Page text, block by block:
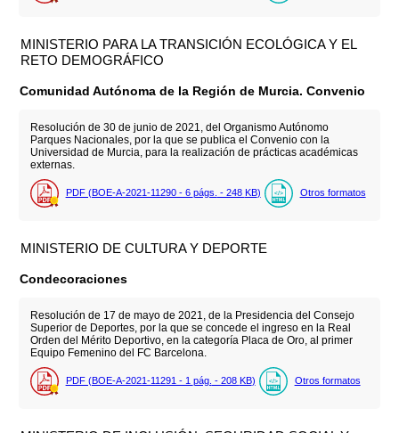
MINISTERIO PARA LA TRANSICIÓN ECOLÓGICA Y EL
RETO DEMOGRÁFICO
Comunidad Autónoma de la Región de Murcia. Convenio
Resolución de 30 de junio de 2021, del Organismo Autónomo
Parques Nacionales, por la que se publica el Convenio con la
Universidad de Murcia, para la realización de prácticas académicas
externas.
PDF (BOE-A-2021-11290 - 6 págs. - 248 KB) Otros formatos
MINISTERIO DE CULTURA Y DEPORTE
Condecoraciones
Resolución de 17 de mayo de 2021, de la Presidencia del Consejo
Superior de Deportes, por la que se concede el ingreso en la Real
Orden del Mérito Deportivo, en la categoría Placa de Oro, al primer
Equipo Femenino del FC Barcelona.
PDF (BOE-A-2021-11291 - 1 pág. - 208 KB) Otros formatos